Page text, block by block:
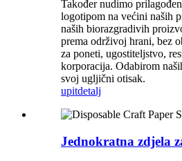
Također nudimo
logotipom na većini naših
naših biorazgradivih
prema održivoj hrani, bez
za poneti, ugostiteljstvo,
korporacija. Odabirom
svoj ugljični otisak.
upitdetalj
Jednokratna zdjela